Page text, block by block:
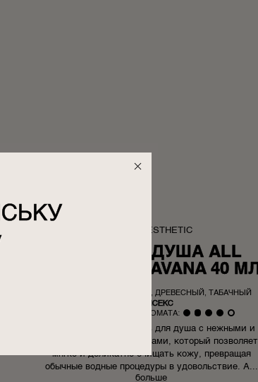
NIGHT AESTHETIC
ГЕЛЬ ДЛЯ ДУША ALL
SAINTS OF HAVANA 40 МЛ
АМБРОВЫЙ, МУСКУСНЫЙ, ДРЕВЕСНЫЙ, ТАБАЧНЫЙ
УНИСЕКС
ИНТЕНСИВНОСТЬ АРОМАТА:
Откройте для себя гель для душа с нежными и
увлажняющими свойствами, который позволяет
мягко и деликатно очищать кожу, превращая
обычные водные процедуры в удовольствие. А...
больше